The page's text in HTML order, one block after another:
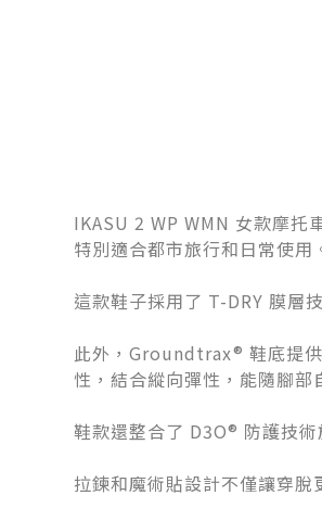
IKASU 2 WP WMN 女款摩托
特別適合都市旅行和日常使用
這款鞋子採用了 T-DRY 膜層
此外，Groundtrax® 鞋底提
性，結合縱向彈性，能隨腳
鞋款還整合了 D3O® 防護技
拉鍊和魔術貼設計不僅讓穿